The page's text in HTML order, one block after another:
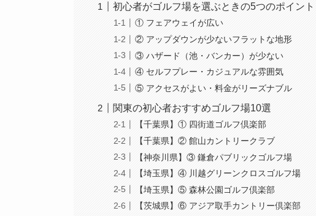
初心者がゴルフ場を選ぶときの5つのポイント
① フェアウェイが広い
② アップダウンが少ないフラットな地形
③ ハザード（池・バンカー）が少ない
④ セルフプレー・カジュアルな雰囲気
⑤ アクセスがよい・料金がリーズナブル
関東の初心者おすすめゴルフ場10選
【千葉県】① 四街道ゴルフ倶楽部
【千葉県】② 館山カントリークラブ
【神奈川県】③ 鎌倉パブリックゴルフ場
【埼玉県】④ 川越グリーンクロスゴルフ場
【埼玉県】⑤ 森林公園ゴルフ倶楽部
【茨城県】⑥ アジア取手カントリー倶楽部